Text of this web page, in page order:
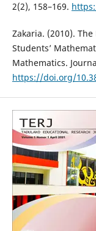
2(2), 158–169.
Zakaria. (2010).
Students’
Mathematics.
https://doi.org/